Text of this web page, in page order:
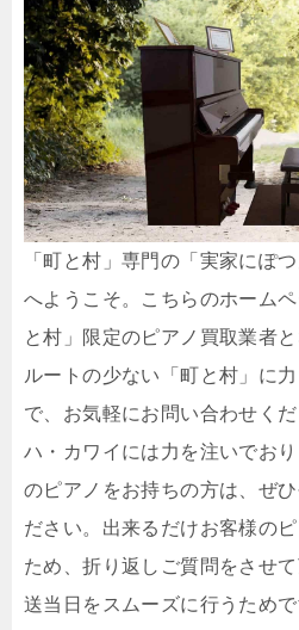
「町と村」専門の「実家にぽ
へようこそ。こちらのホーム
と村」限定のピアノ買取業者
ルートの少ない「町と村」に
で、お気軽にお問い合わせく
ハ・カワイには力を注いでお
のピアノをお持ちの方は、ぜ
ださい。出来るだけお客様の
ため、折り返しご質問をさせ
送当日をスムーズに行うため